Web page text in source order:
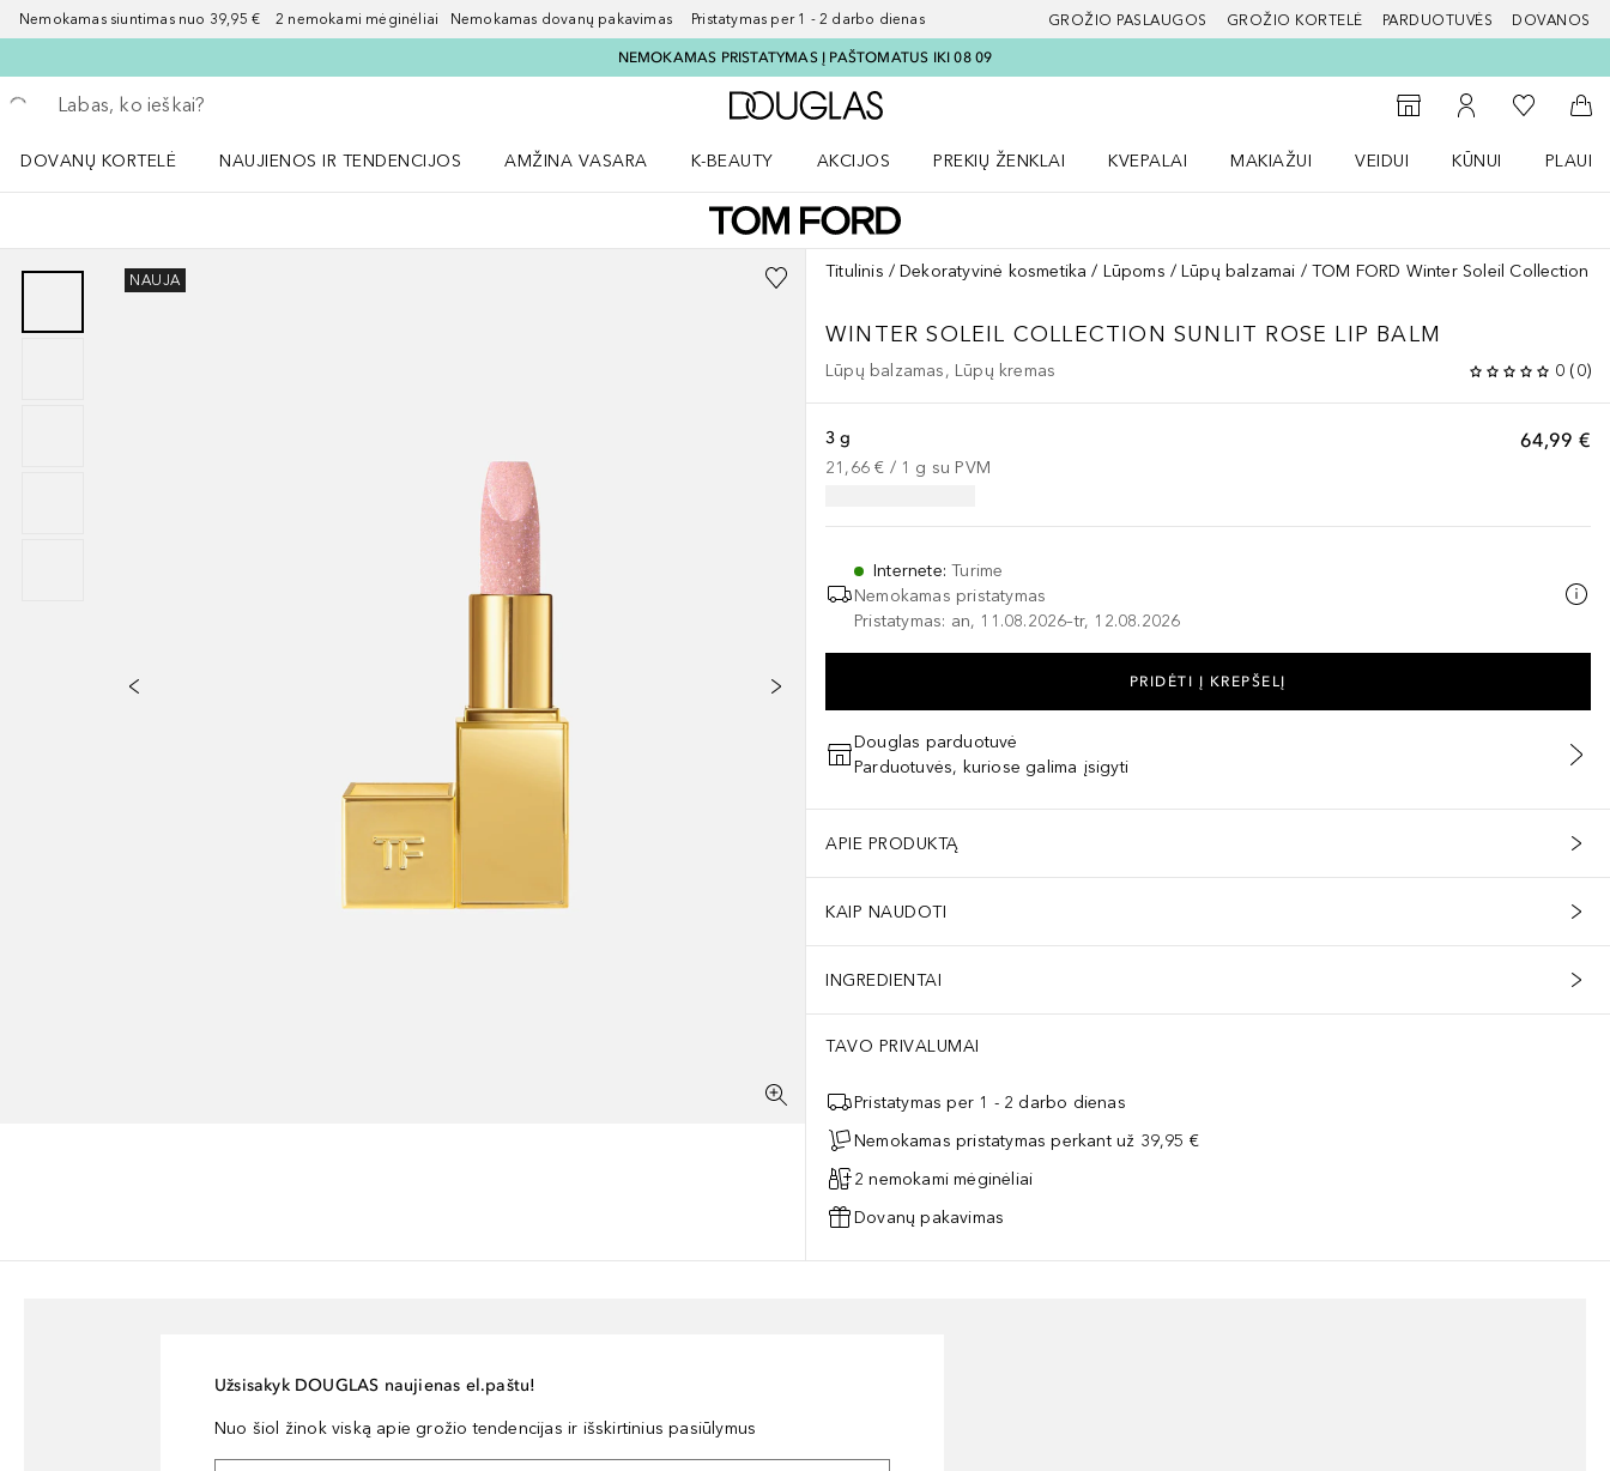
Nemokamas siuntimas nuo 39,95 € 2 nemokami mėginėliai Nemokamas dovanų pakavimas Pristatymas per 1 - 2 darbo dienas GROŽIO PASLAUGOS GROŽIO KORTELĖ PARDUOTUVĖS DOVANOS
NEMOKAMAS PRISTATYMAS Į PAŠTOMATUS IKI 08 09
Grįžk atgal
Vykdykite paiešką
Į Douglas pagrindinį puslapį
Į parduotuvių paiešką
Į mano paskyrą
Į mano
Į
DOVANŲ KORTELĖ
NAUJIENOS IR TENDENCIJOS
AMŽINA VASARA
K-BEAUTY
AKCIJOS
PREKIŲ ŽENKLAI
KVEPALAI
MAKIAŽUI
VEIDUI
KŪNUI
NAUJA Titulinis Dekoratyvinė kosmetika Lūpoms Lūpų balzamai TOM FORD Winter Soleil Collection
WINTER SOLEIL COLLECTION SUNLIT ROSE LIP BALM
Lūpų balzamas, Lūpų kremas 0 (0)
64,99 €
3 g
21,66 € / 1 g su PVM
Internete:Turime
Nemokamas pristatymas
Pristatymas: an, 11.08.2026–tr, 12.08.2026
PRIDĖTI Į KREPŠELĮ
Douglas parduotuvė
Parduotuvės, kuriose galima įsigyti
APIE PRODUKTĄ
KAIP NAUDOTI
INGREDIENTAI
TAVO PRIVALUMAI
Pristatymas per 1 - 2 darbo dienas
Nemokamas pristatymas perkant už 39,95 €
2 nemokami mėginėliai
Dovanų pakavimas
Užsisakyk DOUGLAS naujienas el.paštu!
Nuo šiol žinok viską apie grožio tendencijas ir išskirtinius pasiūlymus